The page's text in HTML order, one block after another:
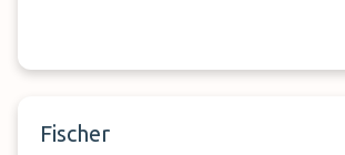
Fischer